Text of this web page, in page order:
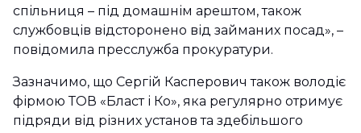
спільниця – під домашнім арештом, також
службовців відсторонено від займаних посад», –
повідомила пресслужба прокуратури.
Зазначимо, що Сергій Касперович також володіє
фірмою ТОВ «Бласт і Ко», яка регулярно отримує
підряди від різних установ та здебільшого